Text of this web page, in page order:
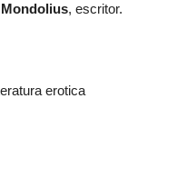
Mondolius, escritor.
erotica